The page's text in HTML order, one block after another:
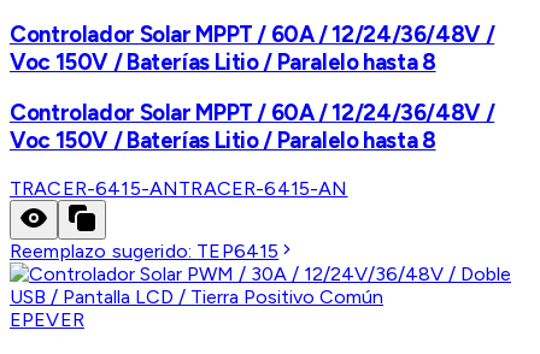
Controlador Solar MPPT / 60A / 12/24/36/48V /
Voc 150V / Baterías Litio / Paralelo hasta 8
Controlador Solar MPPT / 60A / 12/24/36/48V /
Voc 150V / Baterías Litio / Paralelo hasta 8
TRACER-6415-ANTRACER-6415-AN
Reemplazo sugerido: TEP6415
EPEVER